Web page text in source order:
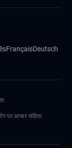
FrançaisDeutsch
पर आचार संहिता